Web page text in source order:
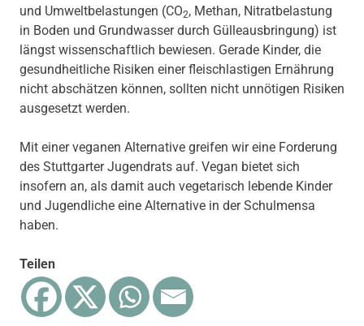
und Umweltbelastungen (CO2, Methan, Nitratbelastung
in Boden und Grundwasser durch Gülleausbringung) ist
längst wissenschaftlich bewiesen. Gerade Kinder, die
gesundheitliche Risiken einer fleischlastigen Ernährung
nicht abschätzen können, sollten nicht unnötigen Risiken
ausgesetzt werden.
Mit einer veganen Alternative greifen wir eine Forderung
des Stuttgarter Jugendrats auf. Vegan bietet sich
insofern an, als damit auch vegetarisch lebende Kinder
und Jugendliche eine Alternative in der Schulmensa
haben.
Teilen